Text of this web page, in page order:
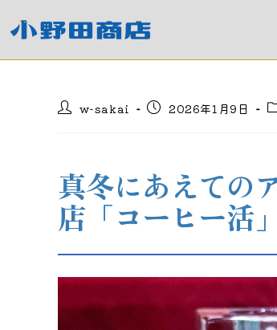
ン
投
w-sakai
投
2026年1月9日
ー:
真冬にあえての
店「コーヒー活